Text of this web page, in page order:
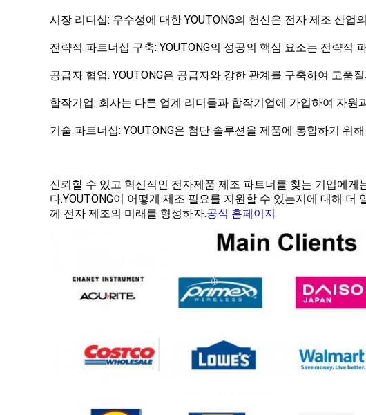
시장 리더십: 우수성에 대한 YOUTONG의 헌신은 전자 제조 산
전략적 파트너십 구축: YOUTONG의 성공의 핵심 요소는 전략적
공급자 협업: YOUTONG은 공급자와 강한 관계를 구축하여 고품
합작기업: 회사는 다른 업계 리더들과 합작기업에 가입하여 자원
기술 파트너십: YOUTONG은 첨단 솔루션을 제품에 통합하기 위
신뢰할 수 있고 혁신적인 전자제품 제조 파트너를 찾는 기업에게
다.YOUTONG이 어떻게 제조 필요를 지원할 수 있는지에 대해
께 전자 제조의 미래를 형성하자.공식 홈페이지